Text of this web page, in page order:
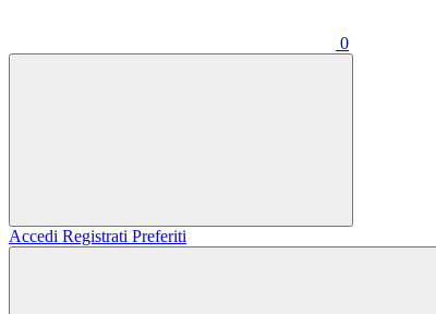
0
Accedi Registrati Preferiti